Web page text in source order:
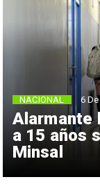
Alarmante
a 15 años
Minsal
NACIONAL 6